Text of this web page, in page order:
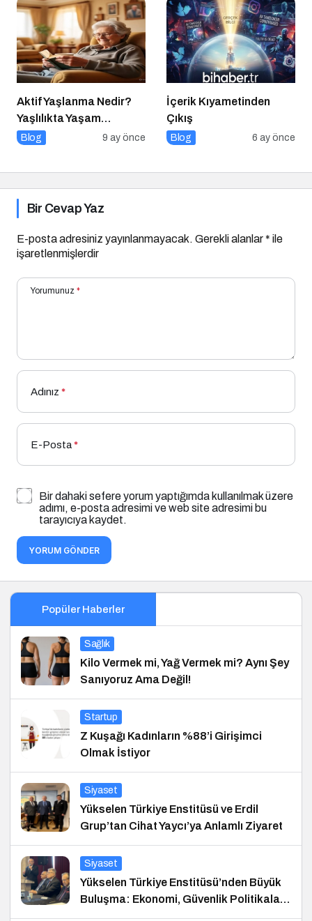
Konuğu Oldu
Aktif Yaşlanma Nedir?
Yaşlılıkta Yaşam
Kalitesini Artırmanın
Blog 9 ay önce
İçerik Kıyametinden
Çıkış
Blog 6 ay önce
Bir Cevap Yaz
E-posta adresiniz yayınlanmayacak. Gerekli alanlar* ile
işaretlenmişlerdir
Yorumunuz *
Adınız *
E-Posta*
Bir dahaki sefere yorum yaptığımda kullanılmak üzere
adımı, e-posta adresimi ve web site adresimi bu
tarayıcıya kaydet.
YORUM GÖNDER
Popüler Haberler
Sağlık
Kilo Vermek mi, Yağ Vermek mi? Aynı Şey
Sanıyoruz Ama Değil!
Startup
Z Kuşağı Kadınların %88’i Girişimci
Olmak İstiyor
Siyaset
Yükselen Türkiye Enstitüsü ve Erdil
Grup’tan Cihat Yaycı’ya Anlamlı Ziyaret
Siyaset
Yükselen Türkiye Enstitüsü’nden Büyük
Buluşma: Ekonomi, Güvenlik Politikaları
ve Hukuk Konferansı